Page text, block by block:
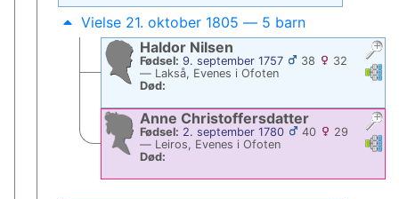
Vielse 21. oktober 1805 — 5 barn
Haldor Nilsen
Fødsel: 9. september 1757 38
32
— Lakså, Evenes i Ofoten
Død:
Anne Christoffersdatter
Fødsel: 2. september 1780 40
29
— Leiros, Evenes i Ofoten
Død: